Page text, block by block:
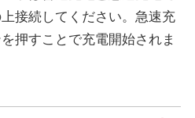
接続してください。急速充
押すことで充電開始されま